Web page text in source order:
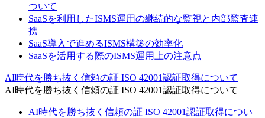
ついて
SaaSを利用したISMS運用の継続的な監視と内部監査連
携
SaaS導入で進めるISMS構築の効率化
SaaSを活用する際のISMS運用上の注意点
AI時代を勝ち抜く信頼の証 ISO 42001認証取得について
AI時代を勝ち抜く信頼の証 ISO 42001認証取得について
AI時代を勝ち抜く信頼の証 ISO 42001認証取得につい